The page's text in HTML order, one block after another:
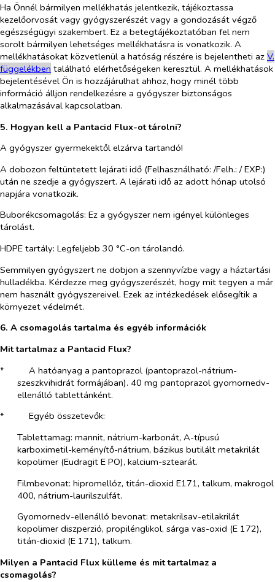
Ha Önnél bármilyen mellékhatás jelentkezik, tájékoztassa
kezelőorvosát vagy gyógyszerészét vagy a gondozását végző
egészségügyi szakembert. Ez a betegtájékoztatóban fel nem
sorolt bármilyen lehetséges mellékhatásra is vonatkozik. A
mellékhatásokat közvetlenül a hatóság részére is bejelentheti az V.
függelékben található elérhetőségeken keresztül. A mellékhatások
bejelentésével Ön is hozzájárulhat ahhoz, hogy minél több
információ álljon rendelkezésre a gyógyszer biztonságos
alkalmazásával kapcsolatban.
5. Hogyan kell a Pantacid Flux-ot tárolni?
A gyógyszer gyermekektől elzárva tartandó!
A dobozon feltüntetett lejárati idő (Felhasználható: /Felh.: / EXP:)
után ne szedje a gyógyszert. A lejárati idő az adott hónap utolsó
napjára vonatkozik.
Buborékcsomagolás: Ez a gyógyszer nem igényel különleges
tárolást.
HDPE tartály: Legfeljebb 30 °C-on tárolandó.
Semmilyen gyógyszert ne dobjon a szennyvízbe vagy a háztartási
hulladékba. Kérdezze meg gyógyszerészét, hogy mit tegyen a már
nem használt gyógyszereivel. Ezek az intézkedések elősegítik a
környezet védelmét.
6. A csomagolás tartalma és egyéb információk
Mit tartalmaz a Pantacid Flux?
*​
A hatóanyag a pantoprazol (pantoprazol-nátrium-
szeszkvihidrát formájában). 40 mg pantoprazol gyomornedv-
ellenálló tablettánként.
*​
Egyéb összetevők:
Tablettamag: mannit, nátrium-karbonát, A-típusú
karboximetil-keményítő-nátrium, bázikus butilált metakrilát
kopolimer (Eudragit E PO), kalcium-sztearát.
Filmbevonat: hipromellóz, titán-dioxid E171, talkum, makrogol
400, nátrium-laurilszulfát.
Gyomornedv-ellenálló bevonat: metakrilsav-etilakrilát
kopolimer diszperzió, propilénglikol, sárga vas-oxid (E 172),
titán-dioxid (E 171), talkum.
Milyen a Pantacid Flux külleme és mit tartalmaz a
csomagolás?